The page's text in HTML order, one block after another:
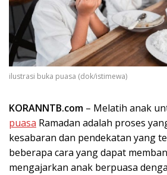
ilustrasi buka puasa (dok/istimewa)
KORANNTB.com – Melatih anak
puasa Ramadan adalah proses
kesabaran dan pendekatan yang
beberapa cara yang dapat
mengajarkan anak berpuasa